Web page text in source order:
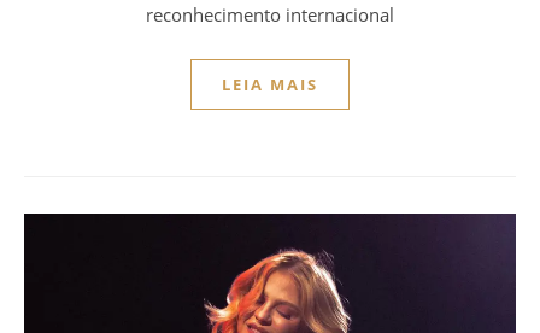
reconhecimento internacional
LEIA MAIS